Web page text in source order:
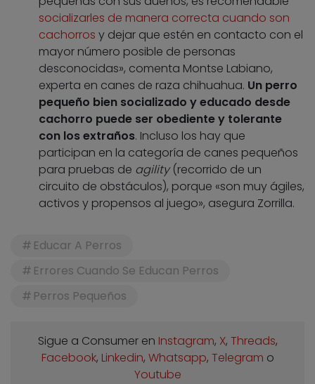
socializarles de manera correcta cuando son
cachorros y dejar que estén en contacto con el
mayor número posible de personas
desconocidas», comenta Montse Labiano,
experta en canes de raza chihuahua. Un perro
pequeño bien socializado y educado desde
cachorro puede ser obediente y tolerante
con los extraños. Incluso los hay que
participan en la categoría de canes pequeños
para pruebas de agility(recorrido de un
circuito de obstáculos), porque «son muy ágiles,
activos y propensos al juego», asegura Zorrilla.
Educar A Perros
Errores Cuando Se Educan Perros
Perros Pequeños
Sigue a Consumer en Instagram, X, Threads,
Facebook, Linkedin, Whatsapp, Telegram o
Youtube